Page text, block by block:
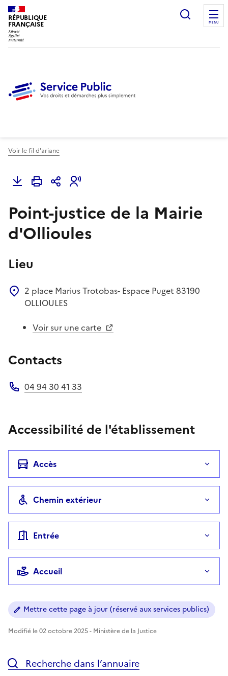
RÉPUBLIQUE
FRANÇAISE
Ouvrir
MENU
Voir le fil d'ariane
Point-justice de la Mairie
d'Ollioules
Lieu
2 place Marius Trotobas- Espace Puget 83190
OLLIOULES
Voir sur une carte
Contacts
04 94 30 41 33
Accessibilité de l'établissement
Accès
Chemin extérieur
Entrée
Accueil
Mettre cette page à jour (réservé aux services publics)
Modifié le 02 octobre 2025 - Ministère de la Justice
Recherche dans l’annuaire